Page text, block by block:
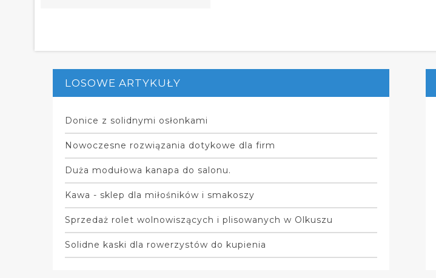
LOSOWE ARTYKUŁY
Donice z solidnymi osłonkami
Nowoczesne rozwiązania dotykowe dla firm
Duża modułowa kanapa do salonu.
Kawa - sklep dla miłośników i smakoszy
Sprzedaż rolet wolnowiszących i plisowanych w Olkuszu
Solidne kaski dla rowerzystów do kupienia